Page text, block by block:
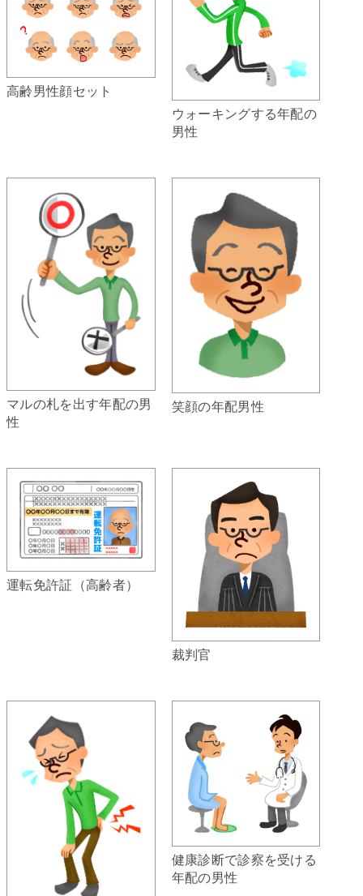
高齢男性顔セット
ウォーキングする年配の
男性
マルの札を出す年配の男
性
笑顔の年配男性
運転免許証（高齢者）
裁判官
健康診断で診察を受ける
年配の男性